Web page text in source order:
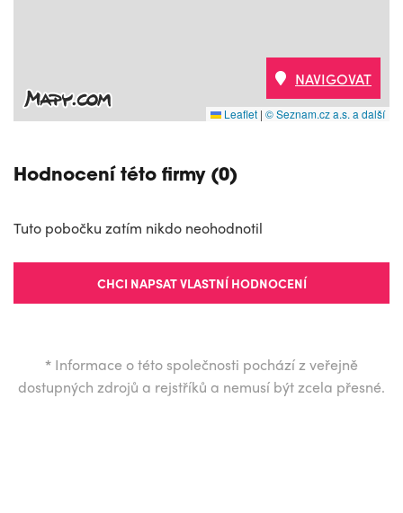
Leaflet | © Seznam.cz a.s. a další
NAVIGOVAT
Hodnocení této firmy (0)
Tuto pobočku zatím nikdo neohodnotil
CHCI NAPSAT VLASTNÍ HODNOCENÍ
* Informace o této společnosti pochází z veřejně
dostupných zdrojů a rejstříků a nemusí být zcela přesné.